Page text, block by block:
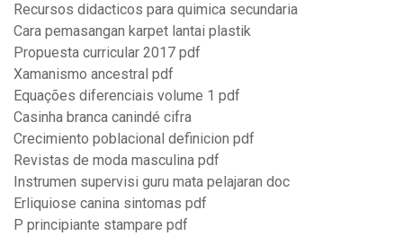
Recursos didacticos para quimica secundaria
Cara pemasangan karpet lantai plastik
Propuesta curricular 2017 pdf
Xamanismo ancestral pdf
Equações diferenciais volume 1 pdf
Casinha branca canindé cifra
Crecimiento poblacional definicion pdf
Revistas de moda masculina pdf
Instrumen supervisi guru mata pelajaran doc
Erliquiose canina sintomas pdf
P principiante stampare pdf